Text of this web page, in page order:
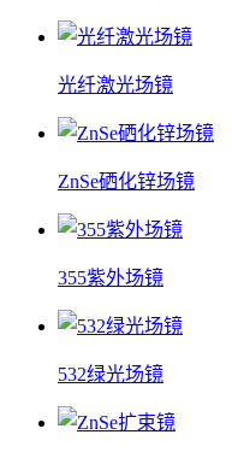
光纤激光场镜
ZnSe硒化锌场镜
355紫外场镜
532绿光场镜